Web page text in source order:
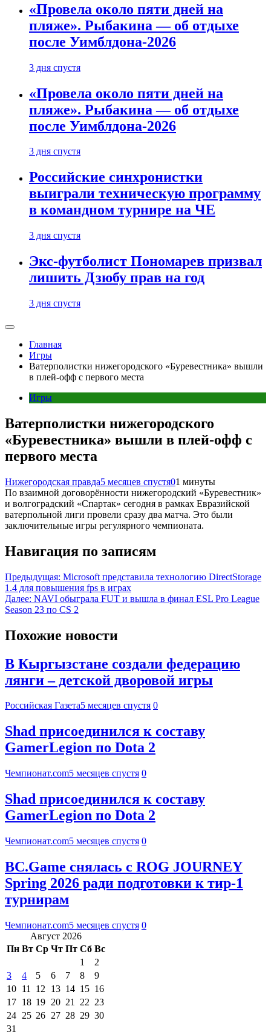
«Провела около пяти дней на
пляже». Рыбакина — об отдыхе
после Уимблдона-2026
3 дня спустя
«Провела около пяти дней на
пляже». Рыбакина — об отдыхе
после Уимблдона-2026
3 дня спустя
Российские синхронистки
выиграли техническую программу
в командном турнире на ЧЕ
3 дня спустя
Экс-футболист Пономарев призвал
лишить Дзюбу прав на год
3 дня спустя
Главная
Игры
Ватерполистки нижегородского «Буревестника» вышли
в плей-офф с первого места
Игры
Ватерполистки нижегородского
«Буревестника» вышли в плей-офф с
первого места
Нижегородская правда5 месяцев спустя01 минуты
По взаимной договорённости нижегородский «Буревестник»
и волгоградский «Спартак» сегодня в рамках Евразийской
ватерпольной лиги провели сразу два матча. Это были
заключительные игры регулярного чемпионата.
Навигация по записям
Предыдущая: Microsoft представила технологию DirectStorage
1.4 для повышения fps в играх
Далее: NAVI обыграла FUT и вышла в финал ESL Pro League
Season 23 по CS 2
Похожие новости
В Кыргызстане создали федерацию
лянги – детской дворовой игры
Российская Газета5 месяцев спустя 0
Shad присоединился к составу
GamerLegion по Dota 2
Чемпионат.com5 месяцев спустя 0
Shad присоединился к составу
GamerLegion по Dota 2
Чемпионат.com5 месяцев спустя 0
BC.Game снялась с ROG JOURNEY
Spring 2026 ради подготовки к тир-1
турнирам
Чемпионат.com5 месяцев спустя 0
Август 2026
Пн Вт Ср Чт Пт Сб Вс
1
2
3
4 5 6 7 8
9
10 11 12 13 14 15 16
17 18 19 20 21 22 23
24 25 26 27 28 29 30
31